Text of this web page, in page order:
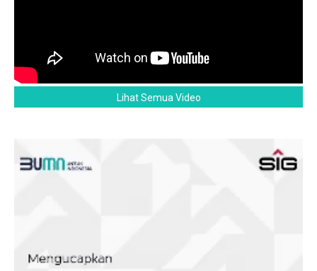
Lihat Semua Video